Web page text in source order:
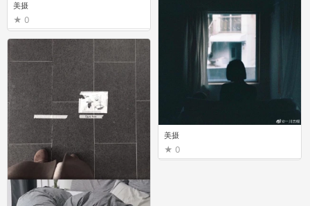
美摄
0
美摄
0